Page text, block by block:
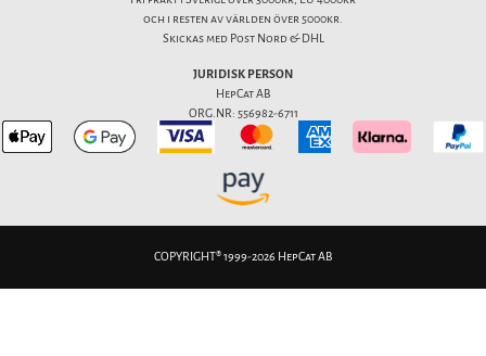
och i resten av världen över 5000kr.
Skickas med Post Nord & DHL
JURIDISK PERSON
HepCat AB
ORG.NR: 556982-6711
COPYRIGHT® 1999-2026 HepCat AB